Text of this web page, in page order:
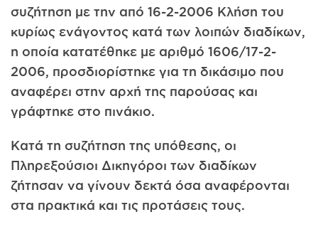
συζήτηση με την από 16-2-2006 Κλήση του
κυρίως ενάγοντος κατά των λοιπών διαδίκων,
η οποία κατατέθηκε με αριθμό 1606/17-2-
2006, προσδιορίστηκε για τη δικάσιμο που
αναφέρει στην αρχή της παρούσας και
γράφτηκε στο πινάκιο.
Κατά τη συζήτηση της υπόθεσης, οι
Πληρεξούσιοι Δικηγόροι των διαδίκων
ζήτησαν να γίνουν δεκτά όσα αναφέρονται
στα πρακτικά και τις προτάσεις τους.